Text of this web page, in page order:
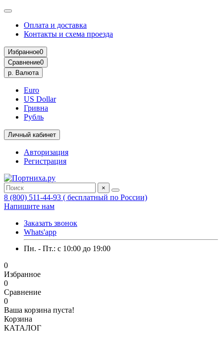
Оплата и доставка
Контакты и схема проезда
Избранное0
Сравнение0
р. Валюта
Euro
US Dollar
Гривна
Рубль
Личный кабинет
Авторизация
Регистрация
×
8 (800) 511-44-93 ( бесплатный по России)
Напишите нам
Заказать звонок
Whats'app
Пн. - Пт.: c 10:00 до 19:00
0
Избранное
0
Сравнение
0
Ваша корзина пуста!
Корзина
КАТАЛОГ